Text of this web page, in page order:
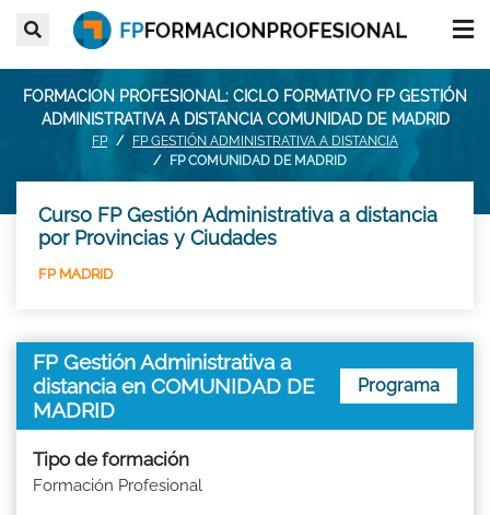
FORMACION PROFESIONAL: CICLO FORMATIVO FP GESTIÓN
ADMINISTRATIVA A DISTANCIA COMUNIDAD DE MADRID
FP
FP GESTIÓN ADMINISTRATIVA A DISTANCIA
FP COMUNIDAD DE MADRID
Curso FP Gestión Administrativa a distancia
por Provincias y Ciudades
FP MADRID
FP Gestión Administrativa a
distancia en COMUNIDAD DE
MADRID
Programa
Tipo de formación
Formación Profesional